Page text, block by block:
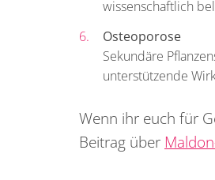
wissenschaftlich
Osteoporose
Sekundäre
unterstützende
Wenn ihr euch für
Beitrag über